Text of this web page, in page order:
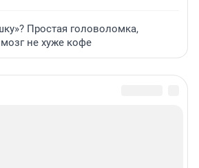
Простая головоломка,
не хуже кофе